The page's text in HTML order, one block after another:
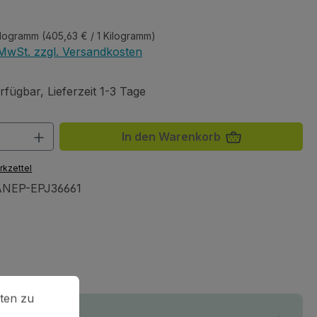
(405,63 € / 1 Kilogramm)
zzgl. Versandkosten
Lieferzeit 1-3 Tage
Anzahl: Gib den gewünschten Wert
In den Warenkorb
EPJ36661
zu können.
Mehr Informationen ...
zu